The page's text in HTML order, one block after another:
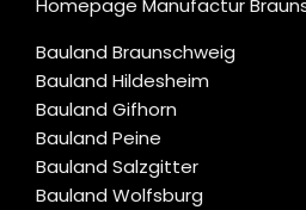
Homepage Manufactur
Bauland Braunschweig
Bauland Hildesheim
Bauland Gifhorn
Bauland Peine
Bauland Salzgitter
Bauland Wolfsburg